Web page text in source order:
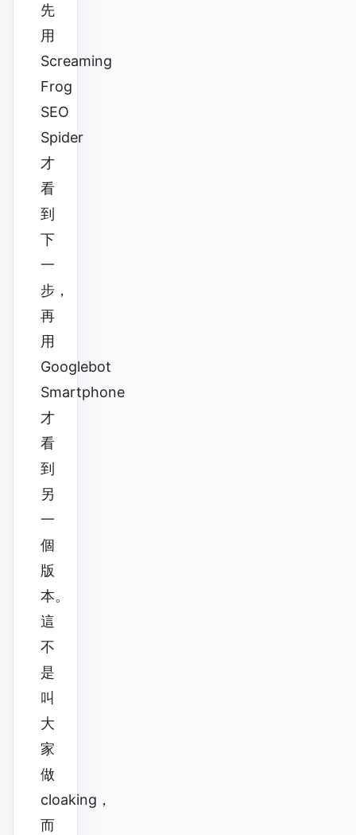
先
用
Screaming
Frog
SEO
Spider
才
看
到
下
一
步，
再
用
Googlebot
Smartphone
才
看
到
另
一
個
版
本。
這
不
是
叫
大
家
做
cloaking，
而